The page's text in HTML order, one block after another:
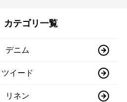
カテゴリ一覧
デニム
ツイード
リネン